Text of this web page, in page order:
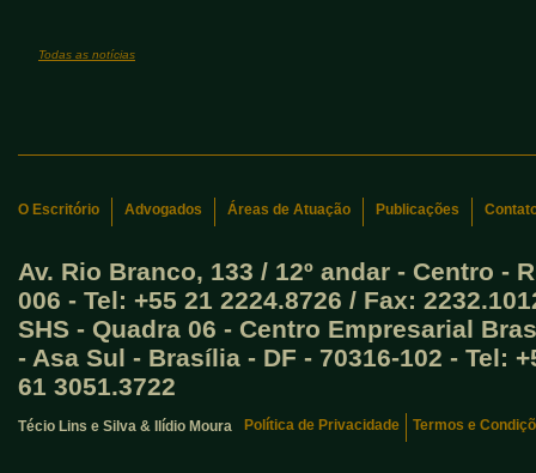
Todas as notícias
O Escritório Advogados Áreas de Atuação Publicações
Av. Rio Branco, 133 / 12º andar - Centro -
006 - Tel: +55 21 2224.8726 / Fax:
SHS - Quadra 06 - Centro Empresarial
- Asa Sul - Brasília - DF - 70316-102 - Tel:
61 3051.3722
Técio Lins e Silva & Ilídio Moura Política de Privacidade Termos e